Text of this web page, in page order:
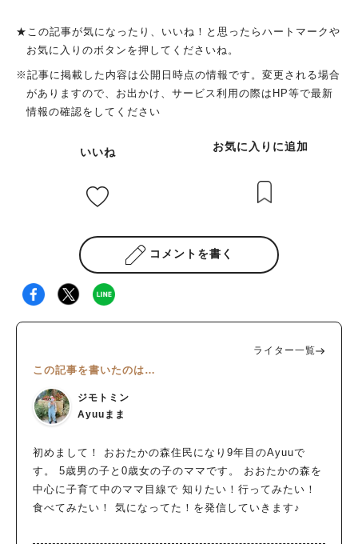
★この記事が気になったり、いいね！と思ったらハートマークや
お気に入りのボタンを押してくださいね。
※記事に掲載した内容は公開日時点の情報です。変更される場合
がありますので、お出かけ、サービス利用の際はHP等で最新
情報の確認をしてください
いいね お気に入りに追加
コメントを書く
ライター一覧
この記事を書いたのは…
ジモトミン
Ayuuまま
初めまして！ おおたかの森住民になり9年目のAyuuで
す。 5歳男の子と0歳女の子のママです。 おおたかの森を
中心に子育て中のママ目線で 知りたい！行ってみたい！
食べてみたい！ 気になってた！を発信していきます♪